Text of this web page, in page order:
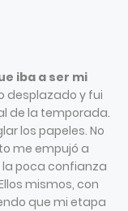
iba a ser mi
desplazado y fui
de la temporada.
los papeles. No
me empujó a
poca confianza
mismos, con
que mi etapa